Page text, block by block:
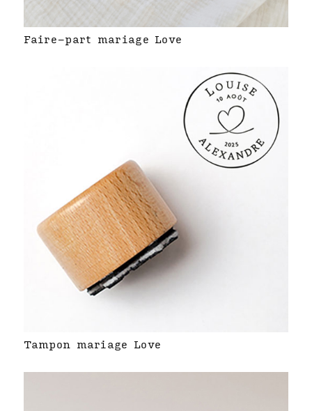
Faire-part mariage Love
Tampon mariage Love